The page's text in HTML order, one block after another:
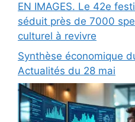
EN IMAGES. Le 42e
séduit près de 7000
culturel à revivre
Synthèse économique
Actualités du 28 mai